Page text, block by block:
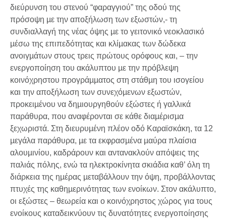
διεύρυνση του στενού “φαραγγιού” της οδού της
πρόσοψη µε την αποξήλωση των εξωστών,- τη
συνδιαλλαγή της νέας όψης µε το γειτονικό νεοκλασικό
µέσω της επιπεδότητας και κλίµακας των δώδεκα
ανοιγµάτων στους τρεις πρώτους ορόφους και, – την
ενεργοποίηση του ακάλυπτου µε την πρόβλεψη
κοινόχρηστου προγράµµατος στη στάθµη του ισογείου
και την αποξήλωση των συνεχόµενων εξωστών,
προκειµένου να δηµιουργηθούν εξώστες ή γαλλικά
παράθυρα, που αναφέρονται σε κάθε διαµέρισµα
ξεχωριστά. Στη διευρυµένη πλέον οδό Καραϊσκάκη, τα 12
µεγάλα παράθυρα, µε τα εκφρασµένα µαύρα πλαίσια
αλουµινίου, καδράρουν και αντανακλούν απόψεις της
παλιάς πόλης, ενώ τα ηλεκτροκίνητα σκιάδια καθ’ όλη τη
διάρκεια της ηµέρας µεταβάλλουν την όψη, προβάλλοντας
πτυχές της καθηµερινότητας των ενοίκων. Στον ακάλυπτο,
οι εξώστες – θεωρεία και ο κοινόχρηστος χώρος για τους
ενοίκους καταδεικνύουν τις δυνατότητες ενεργοποίησης